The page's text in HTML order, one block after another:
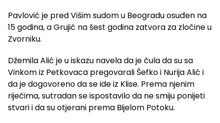
Pavlović je pred Višim sudom u Beogradu osuđen na
15 godina, a Grujić na šest godina zatvora za zločine u
Zvorniku.
Džemila Alić je u iskazu navela da je čula da su sa
Vinkom iz Petkovaca pregovarali Šefko i Nurija Alić i
da je dogovoreno da se ide iz Klise. Prema njenim
riječima, sutradan se ispostavilo da ne smiju ponijeti
stvari i da su otjerani prema Bijelom Potoku.